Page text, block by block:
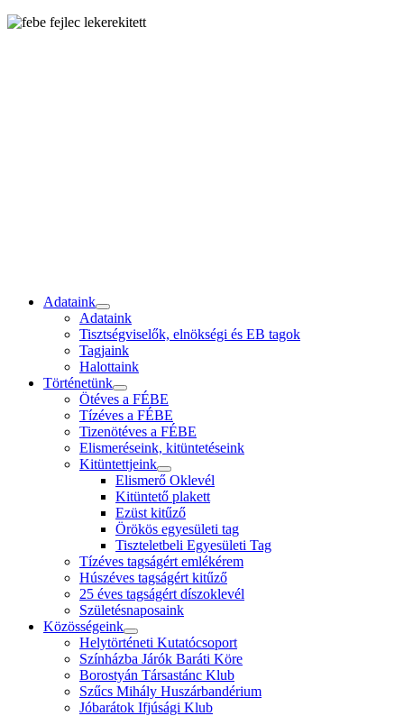
Adataink
Adataink
Tisztségviselők, elnökségi és EB tagok
Tagjaink
Halottaink
Történetünk
Ötéves a FÉBE
Tízéves a FÉBE
Tizenötéves a FÉBE
Elismeréseink, kitüntetéseink
Kitüntettjeink
Elismerő Oklevél
Kitüntető plakett
Ezüst kitűző
Örökös egyesületi tag
Tiszteletbeli Egyesületi Tag
Tízéves tagságért emlékérem
Húszéves tagságért kitűző
25 éves tagságért díszoklevél
Születésnaposaink
Közösségeink
Helytörténeti Kutatócsoport
Színházba Járók Baráti Köre
Borostyán Társastánc Klub
Szűcs Mihály Huszárbandérium
Jóbarátok Ifjúsági Klub